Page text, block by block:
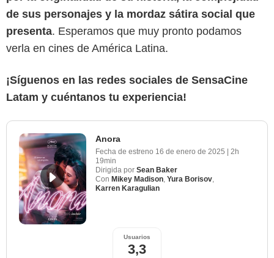
de sus personajes y la mordaz sátira social que
presenta. Esperamos que muy pronto podamos
verla en cines de América Latina.
¡Síguenos en las redes sociales de SensaCine
Latam y cuéntanos tu experiencia!
Anora
Fecha de estreno 16 de enero de 2025
2h
19min
Dirigida por Sean Baker
Con Mikey Madison, Yura Borisov,
Karren Karagulian
Usuarios
3,3